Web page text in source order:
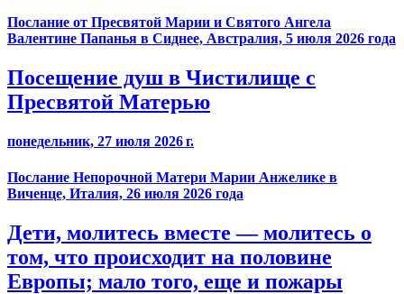
Послание от Пресвятой Марии и Святого Ангела
Валентине Папанья в Сиднее, Австралия, 5 июля 2026 года
Посещение душ в Чистилище с
Пресвятой Матерью
понедельник, 27 июля 2026 г.
Послание Непорочной Матери Марии Анжелике в
Виченце, Италия, 26 июля 2026 года
Дети, молитесь вместе — молитесь о
том, что происходит на половине
Европы; мало того, еще и пожары